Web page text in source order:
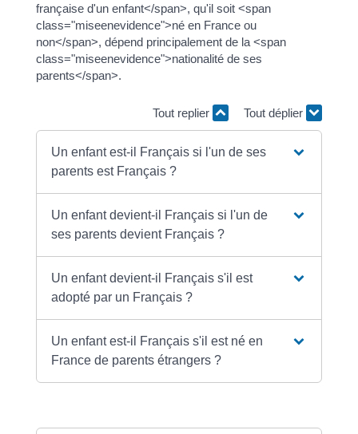
française d'un enfant</span>, qu'il soit <span
class="miseenevidence">né en France ou
non</span>, dépend principalement de la <span
class="miseenevidence">nationalité de ses
parents</span>.
Tout replier Tout déplier
Un enfant est-il Français si l'un de ses
parents est Français ?
Un enfant devient-il Français si l'un de
ses parents devient Français ?
Un enfant devient-il Français s'il est
adopté par un Français ?
Un enfant est-il Français s'il est né en
France de parents étrangers ?